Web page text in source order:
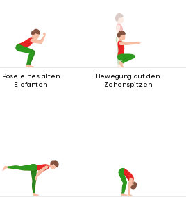
Pose eines alten
Elefanten
Bewegung auf den
Zehenspitzen